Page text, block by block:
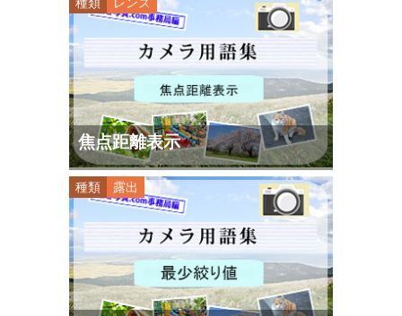
焦点距離表示
種類 露出